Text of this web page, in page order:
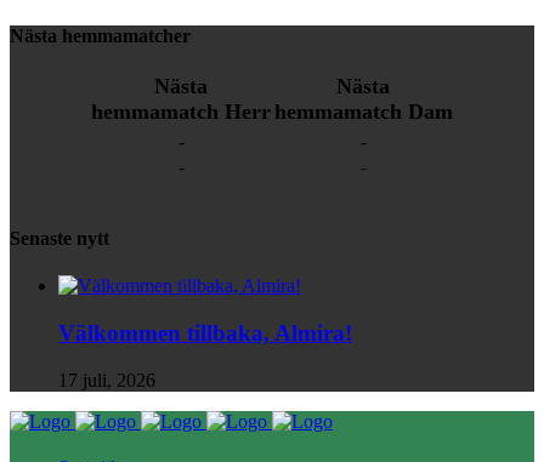
Nästa hemmamatcher
Nästa
hemmamatch Herr
-
-
Nästa
hemmamatch Dam
-
-
Senaste nytt
Välkommen tillbaka, Almira!
17 juli, 2026